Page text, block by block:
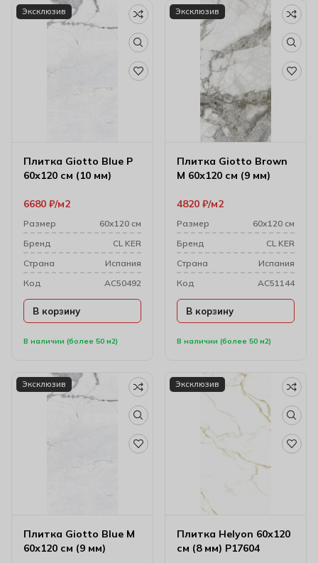
Эксклюзив
Плитка Giotto Blue P
60х120 см (10 мм)
В наличии (более 50 м2)
6680 ₽ м2
Размер
60х120 см
Бренд
CL KER
Cтрана
Испания
Код
AC50492
В корзину
Эксклюзив
Плитка Giotto Brown
M 60х120 см (9 мм)
В наличии (более 50 м2)
4820 ₽ м2
Размер
60х120 см
Бренд
CL KER
Cтрана
Испания
Код
AC51144
В корзину
Эксклюзив
Плитка Giotto Blue M
60х120 см (9 мм)
Эксклюзив
Плитка Helyon 60х120
см (8 мм) P17604